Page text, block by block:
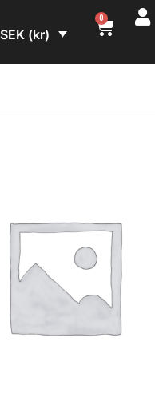
SEK (kr)
0